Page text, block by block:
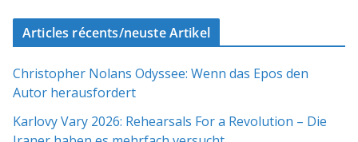
Articles récents/neuste Artikel
Christopher Nolans Odyssee: Wenn das Epos den
Autor herausfordert
Karlovy Vary 2026: Rehearsals For a Revolution – Die